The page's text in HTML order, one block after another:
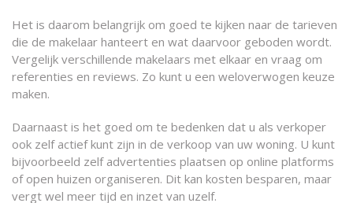
Het is daarom belangrijk om goed te kijken naar de tarieven
die de makelaar hanteert en wat daarvoor geboden wordt.
Vergelijk verschillende makelaars met elkaar en vraag om
referenties en reviews. Zo kunt u een weloverwogen keuze
maken.
Daarnaast is het goed om te bedenken dat u als verkoper
ook zelf actief kunt zijn in de verkoop van uw woning. U kunt
bijvoorbeeld zelf advertenties plaatsen op online platforms
of open huizen organiseren. Dit kan kosten besparen, maar
vergt wel meer tijd en inzet van uzelf.